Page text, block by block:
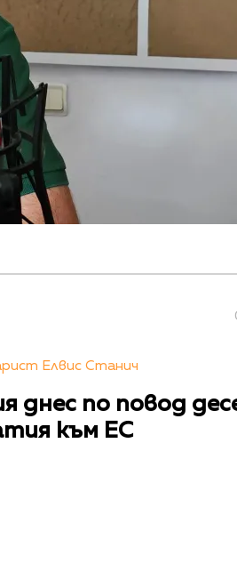
Елвис Станич
днес по повод
към ЕС